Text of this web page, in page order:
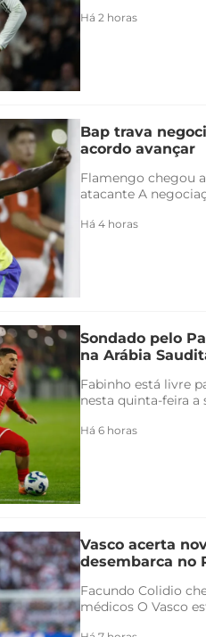
Há 2 horas
Bap trava
acordo avançar
Flamengo chegou
atacante A
Há 4 horas
Sondado pelo
na Arábia
Fabinho está livre
nesta quinta-feira a
Há 6 horas
Vasco acerta
desembarca no
Facundo Colidio
médicos O Vasco